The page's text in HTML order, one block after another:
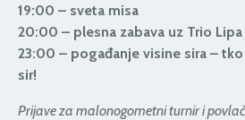
19:00 – sveta misa
20:00 – plesna zabava uz Trio Lipa
23:00 – pogađanje visine sira –
sir!
Prijave za malonogometni turnir i